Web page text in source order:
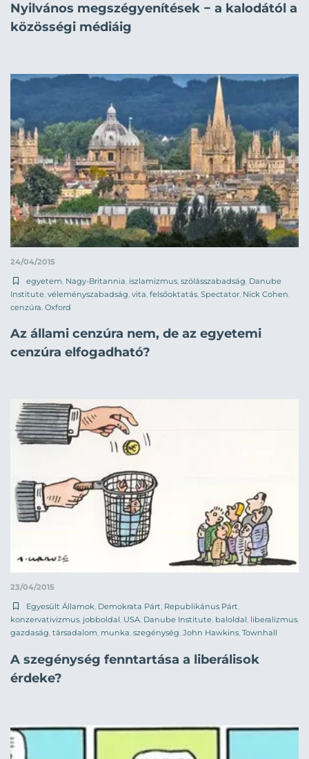
Nyilvános megszégyenítések − a kalodától a
közösségi médiáig
24/04/2015
egyetem, Nagy-Britannia, iszlamizmus, szólásszabadság, Danube
Institute, véleményszabadság, vita, felsőoktatás, Spectator, Nick Cohen,
cenzúra, Oxford
Az állami cenzúra nem, de az egyetemi
cenzúra elfogadható?
23/04/2015
Egyesült Államok, Demokrata Párt, Republikánus Párt,
konzervativizmus, jobboldal, USA, Danube Institute, baloldal, liberalizmus,
gazdaság, társadalom, munka, szegénység, John Hawkins, Townhall
A szegénység fenntartása a liberálisok
érdeke?